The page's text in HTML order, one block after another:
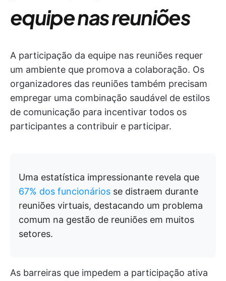
equipe nas reuniões
A participação da equipe nas reuniões requer
um ambiente que promova a colaboração. Os
organizadores das reuniões também precisam
empregar uma combinação saudável de estilos
de comunicação para incentivar todos os
participantes a contribuir e participar.
Uma estatística impressionante revela que
67% dos funcionários se distraem durante
reuniões virtuais, destacando um problema
comum na gestão de reuniões em muitos
setores.
As barreiras que impedem a participação ativa